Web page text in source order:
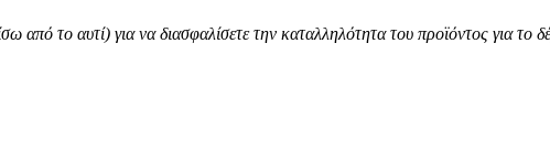
από το αυτί) για να διασφαλίσετε την καταλληλότητα του προϊόντος για το